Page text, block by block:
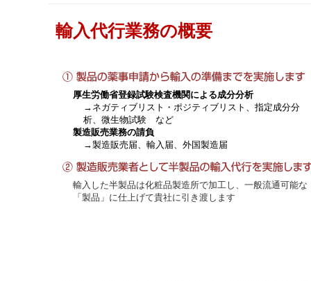
輸入代行業務の概要
厚生労働省登録試験検査機関による成分分析
→ネガティブリスト・ポジティブリスト、指定成分分
析、微生物試験 など
製造販売業務の請負
→製造販売届、輸入届、外国製造届
輸入した半製品は化粧品製造所で加工し、一般流通可能な
「製品」に仕上げて貴社に引き渡します